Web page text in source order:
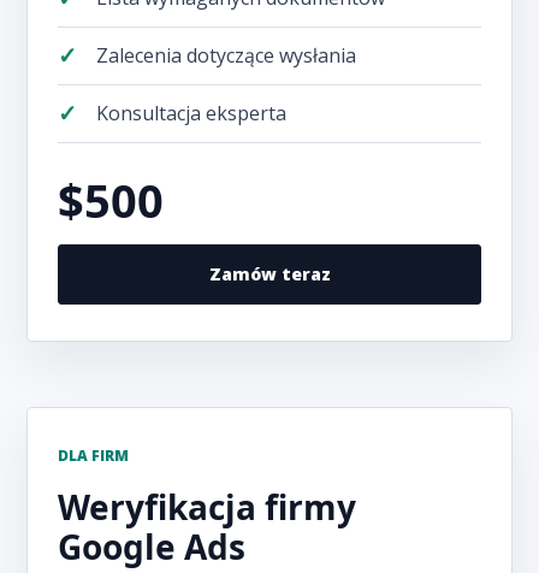
Zalecenia dotyczące wysłania
Konsultacja eksperta
$500
Zamów teraz
DLA FIRM
Weryfikacja firmy
Google Ads